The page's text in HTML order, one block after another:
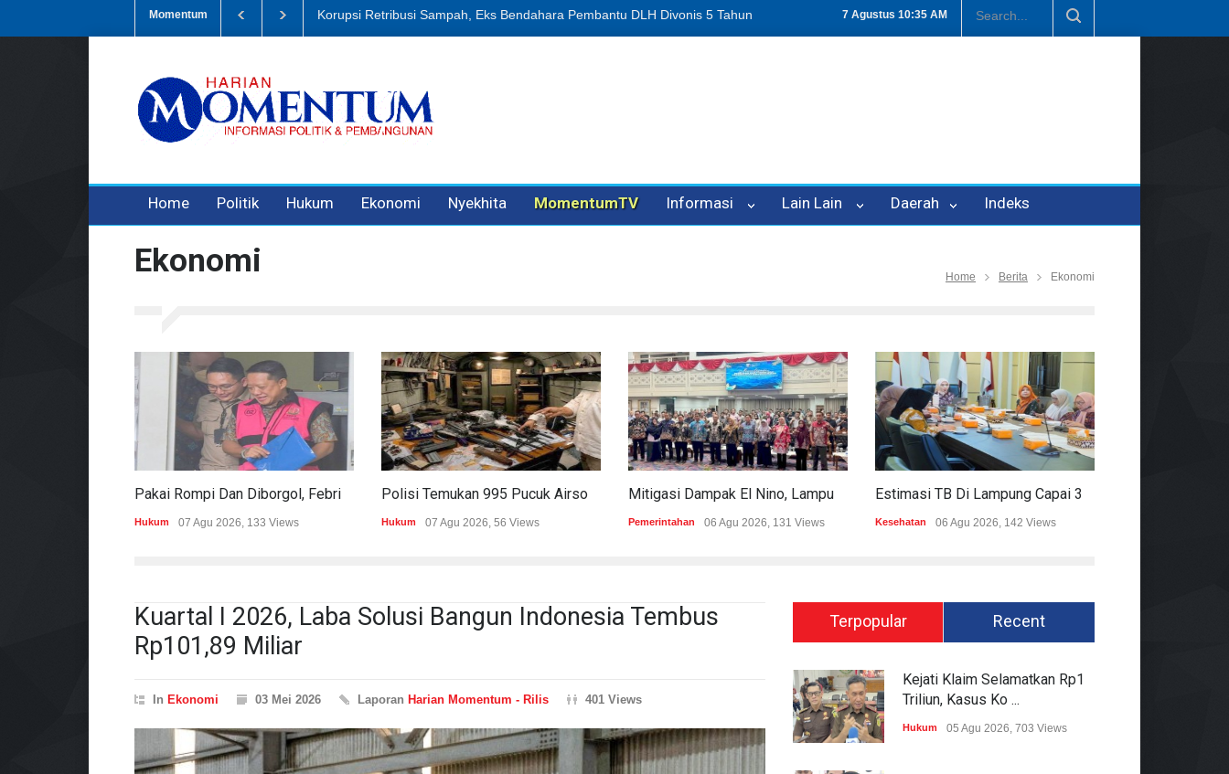
7 Agustus 10:35 AM
Momentum
Eks Bendahara Pembantu DLH Divonis 5 Tahun Dugaan Penipuan Oleh Oknum Kadis, Kuasa Hukum Pelapor Desak Polisi Tetapkan P-21 Tembus Rp1,6 Triliun, Nilai Investasi di Lamteng Tertinggi di
Home Politik Hukum Ekonomi Nyekhita MomentumTV Informasi Lain Lain Daerah Indeks
Ekonomi Home Berita Ekonomi
Hukum 07 Agu 2026, 133 Views Hukum 07 Agu 2026, 56 Views Pemerintahan 06 Agu 2026, 131 Views Kesehatan 06 Agu 2026, 142 Views
Kuartal I 2026, Laba Solusi Bangun Indonesia Tembus
Rp101,89 Miliar
In Ekonomi 03 Mei 2026 Laporan Harian Momentum - Rilis 401 Views
Terpopular Recent
Kejati Klaim Selamatkan Rp1
Triliun, Kasus Ko ...
Hukum 05 Agu 2026, 703 Views